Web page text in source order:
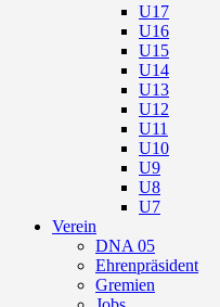
U17
U16
U15
U14
U13
U12
U11
U10
U9
U8
U7
Verein
DNA 05
Ehrenpräsident
Gremien